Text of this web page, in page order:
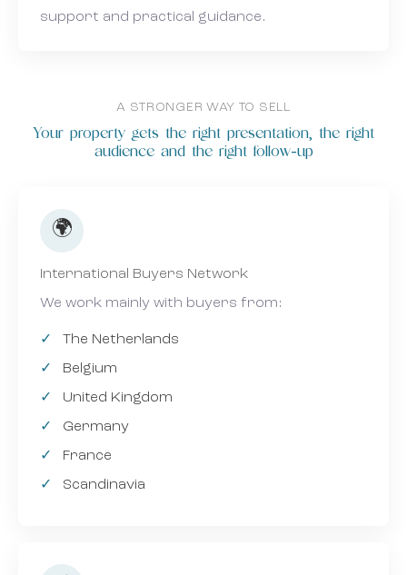
support and practical guidance.
A STRONGER WAY TO SELL
Your property gets the right presentation, the right
audience and the right follow-up
🌍
International Buyers Network
We work mainly with buyers from:
The Netherlands
Belgium
United Kingdom
Germany
France
Scandinavia